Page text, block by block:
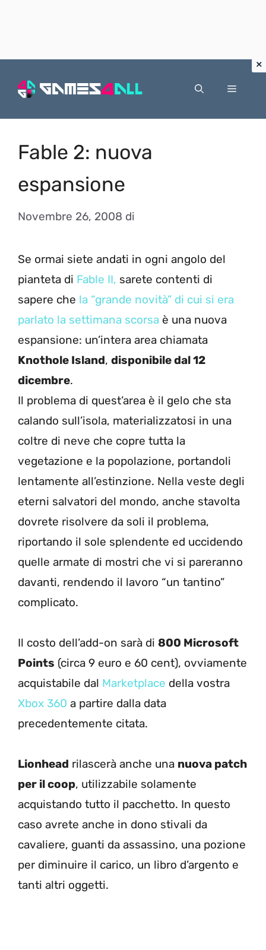
Menu
Fable 2: nuova
espansione
Novembre 26, 2008 di
Se ormai siete andati in ogni angolo del
pianteta di Fable II, sarete contenti di
sapere che la “grande novità” di cui si era
parlato la settimana scorsa è una nuova
espansione: un’intera area chiamata
Knothole Island, disponibile dal 12
dicembre.
Il problema di quest’area è il gelo che sta
calando sull’isola, materializzatosi in una
coltre di neve che copre tutta la
vegetazione e la popolazione, portandoli
lentamente all’estinzione. Nella veste degli
eterni salvatori del mondo, anche stavolta
dovrete risolvere da soli il problema,
riportando il sole splendente ed uccidendo
quelle armate di mostri che vi si pareranno
davanti, rendendo il lavoro “un tantino”
complicato.
Il costo dell’add-on sarà di 800 Microsoft
Points (circa 9 euro e 60 cent), ovviamente
acquistabile dal Marketplace della vostra
Xbox 360 a partire dalla data
precedentemente citata.
Lionhead rilascerà anche una nuova patch
per il coop, utilizzabile solamente
acquistando tutto il pacchetto. In questo
caso avrete anche in dono stivali da
cavaliere, guanti da assassino, una pozione
per diminuire il carico, un libro d’argento e
tanti altri oggetti.